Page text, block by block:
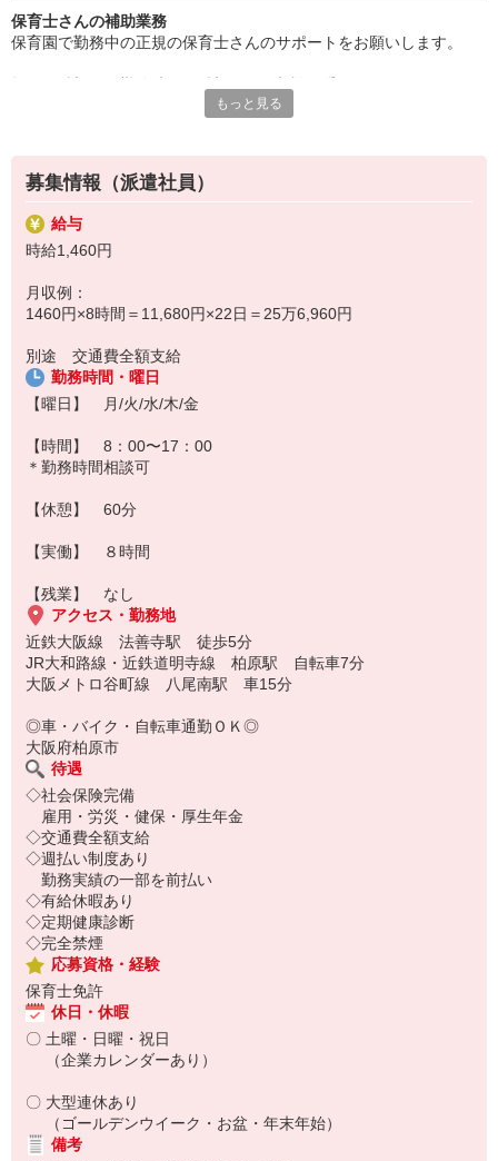
★ちょっと難しめの有資格業務
★直接雇用前提の紹介派遣
気になることやご質問はお問い合わせだけも大歓迎☆彡
ご応募心よりお待ちしております（・ω・）ノ
保育士さんの補助業務
保育園で勤務中の正規の保育士さんのサポートをお願いします。
※長期のお仕事です。
もっと見る
募集情報（派遣社員）
給与
時給1,460円
月収例：
1460円×8時間＝11,680円×22日＝25万6,960円
別途 交通費全額支給
勤務時間・曜日
【曜日】 月/火/水/木/金
【時間】 8：00〜17：00
＊勤務時間相談可
【休憩】 60分
【実働】 ８時間
【残業】 なし
アクセス・勤務地
近鉄大阪線 法善寺駅 徒歩5分
JR大和路線・近鉄道明寺線 柏原駅 自転車7分
大阪メトロ谷町線 八尾南駅 車15分
◎車・バイク・自転車通勤ＯＫ◎
大阪府柏原市
待遇
◇社会保険完備
雇用・労災・健保・厚生年金
◇交通費全額支給
◇週払い制度あり
勤務実績の一部を前払い
◇有給休暇あり
◇定期健康診断
◇完全禁煙
応募資格・経験
保育士免許
休日・休暇
〇 土曜・日曜・祝日
（企業カレンダーあり）
〇 大型連休あり
（ゴールデンウイーク・お盆・年末年始）
備考